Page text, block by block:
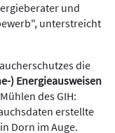
und
unterstreicht
die
) Energieausweisen
des GIH:
erstellte
Dorn im Auge.